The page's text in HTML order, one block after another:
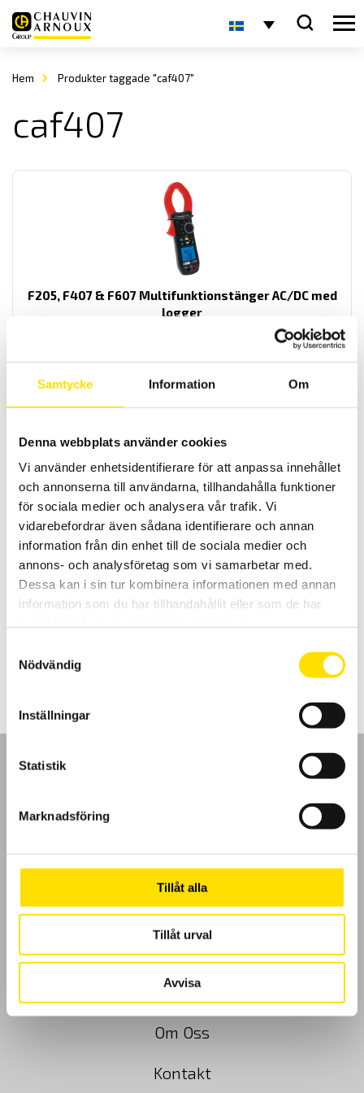
Samtycke Information Om
Denna webbplats använder cookies
Vi använder enhetsidentifierare för att anpassa innehållet
och annonserna till användarna, tillhandahålla funktioner
för sociala medier och analysera vår trafik. Vi
vidarebefordrar även sådana identifierare och annan
information från din enhet till de sociala medier och
annons- och analysföretag som vi samarbetar med.
Dessa kan i sin tur kombinera informationen med annan
information som du har tillhandahållit eller som de har
Nödvändig
Inställningar
Statistik
Marknadsföring
Tillåt alla
Tillåt urval
Avvisa
Hem Produkter taggade "caf407"
caf407
F205, F407 & F607 Multifunktionstänger AC/DC med
logger
Multifunktionstänger med lik- och växelström TRMS samt extra
funktioner som spännings-, kontinuitet- och startströmsmätning.
Dessutom med effekt- och övertonsanalys på enskilda toner.
4,490.00kr–8,580.00krPrisintervall:
8,580.00 kr
LÄS MER
MX355 & MX655 Strömtänger AC/DC
Allsidiga strömtänger för både lik- och växelström. Med kompakt
Köpvillkor
Cookies
Klagomål
Kundundersökning
Om Oss
Kontakt